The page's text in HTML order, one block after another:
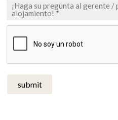
submit